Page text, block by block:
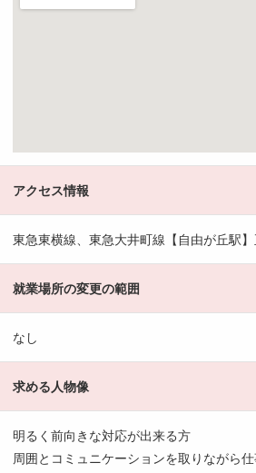
アクセス情報
東急東横線、東急大井町線【自由が丘駅
就業場所の変更の範囲
なし
求める人物像
明るく前向きな対応が出来る方
周囲とコミュニケーションを取りながら